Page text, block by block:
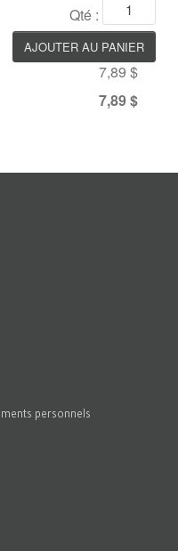
Qté :
7,89 $
7,89 $
personnels